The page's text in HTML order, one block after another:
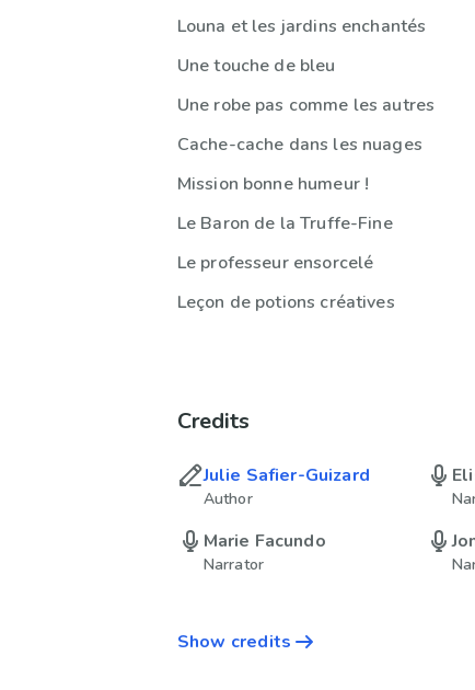
Louna et les jardins enchantés
Une touche de bleu
Une robe pas comme les autres
Cache-cache dans les nuages
Mission bonne humeur !
Le Baron de la Truffe-Fine
Le professeur ensorcelé
Leçon de potions créatives
Credits
Julie Safier-Guizard
Author
Marie Facundo
Narrator
Show credits